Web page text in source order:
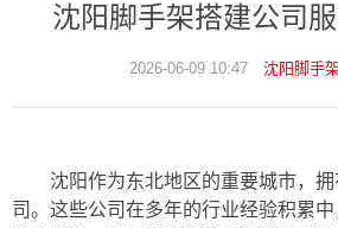
沈阳脚手架搭建公司
2026-06-09 10:47 沈阳脚手
沈阳作为东北地区的重要城市，
司。这些公司在多年的行业经验积累